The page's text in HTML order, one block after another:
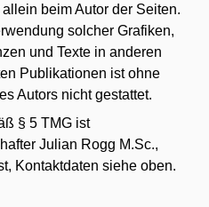
beim Autor der Seiten.
solcher Grafiken,
und Texte in anderen
Publikationen ist ohne
Autors nicht gestattet.
§ 5 TMG ist
Julian Rogg M.Sc.,
Kontaktdaten siehe oben.